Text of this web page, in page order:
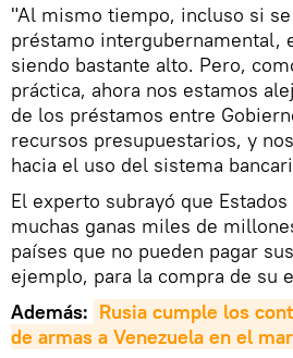
"Al mismo tiempo, incluso si
préstamo intergubernamental,
siendo bastante alto. Pero,
práctica, ahora nos estamos
de los préstamos entre
recursos presupuestarios, y
hacia el uso del sistema
El experto subrayó que
muchas ganas miles de
países que no pueden pagar
ejemplo, para la compra de su
Además: Rusia cumple los
de armas a Venezuela en el